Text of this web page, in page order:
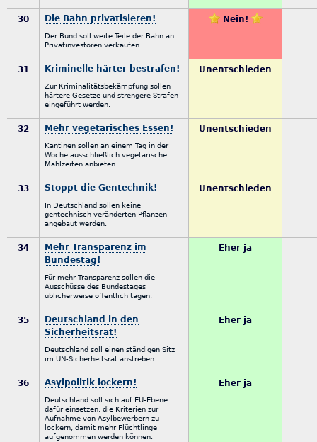
30 Die Bahn privatisieren!
Der Bund soll weite Teile der Bahn an
Privatinvestoren verkaufen.
Nein!
31 Kriminelle härter bestrafen!
Zur Kriminalitätsbekämpfung sollen
härtere Gesetze und strengere Strafen
eingeführt werden.
Unentschieden
32 Mehr vegetarisches Essen!
Kantinen sollen an einem Tag in der
Woche ausschließlich vegetarische
Mahlzeiten anbieten.
Unentschieden
33 Stoppt die Gentechnik!
In Deutschland sollen keine
gentechnisch veränderten Pflanzen
angebaut werden.
Unentschieden
34
Mehr Transparenz im
Bundestag!
Für mehr Transparenz sollen die
Ausschüsse des Bundestages
üblicherweise öffentlich tagen.
Eher ja
35
Deutschland in den
Sicherheitsrat!
Deutschland soll einen ständigen Sitz
im UN-Sicherheitsrat anstreben.
Eher ja
36 Asylpolitik lockern!
Deutschland soll sich auf EU-Ebene
dafür einsetzen, die Kriterien zur
Aufnahme von Asylbewerbern zu
lockern, damit mehr Flüchtlinge
aufgenommen werden können.
Eher ja